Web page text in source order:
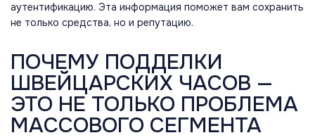
аутентификацию. Эта информация поможет вам сохранить
не только средства, но и репутацию.
ПОЧЕМУ ПОДДЕЛКИ
ШВЕЙЦАРСКИХ ЧАСОВ —
ЭТО НЕ ТОЛЬКО ПРОБЛЕМА
МАССОВОГО СЕГМЕНТА